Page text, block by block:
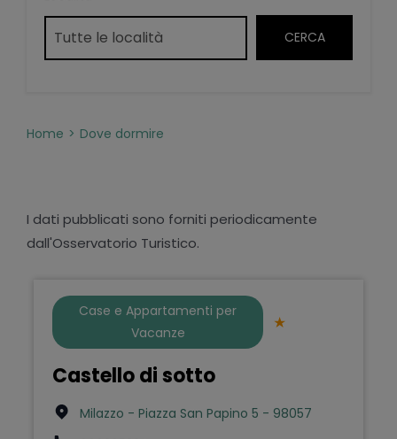
Home Dove dormire
I dati pubblicati sono forniti periodicamente
dall'Osservatorio Turistico.
Case e Appartamenti per
Vacanze
Castello di sotto
Milazzo - Piazza San Papino 5 - 98057